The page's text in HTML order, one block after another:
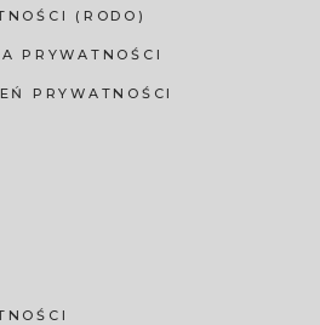
(RODO)
PRYWATNOŚCI
PRYWATNOŚCI